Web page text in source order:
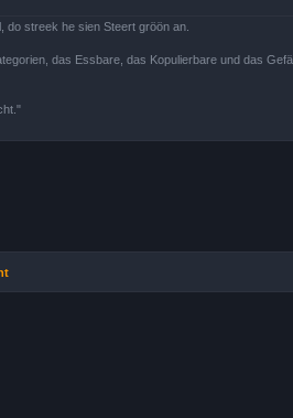
do streek he sien Steert gröön an.
das Essbare, das Kopulierbare und das